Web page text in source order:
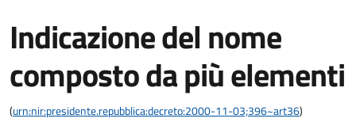
Indicazione del nome
composto da più elementi
(urn:nir:presidente.repubblica:decreto:2000-11-03;396~art36)